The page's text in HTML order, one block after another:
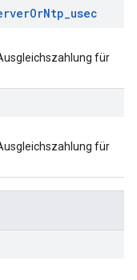
OrNtp_usec
für
für